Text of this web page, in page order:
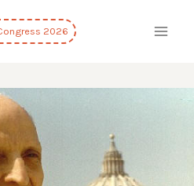
2026